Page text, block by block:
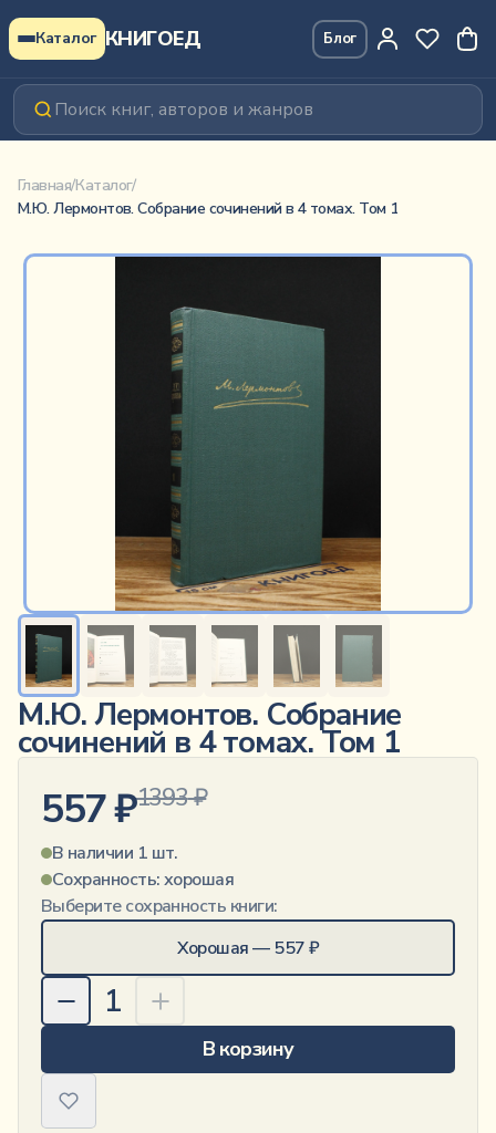
Перейти к содержимому
КНИГОЕД
Каталог Блог
Главная/Каталог/
М.Ю. Лермонтов. Собрание сочинений в 4 томах. Том 1
М.Ю. Лермонтов. Собрание
сочинений в 4 томах. Том 1
557₽1393₽
В наличии 1 шт.
Сохранность:хорошая
Выберите сохранность книги:
Хорошая—557₽
1
В корзину